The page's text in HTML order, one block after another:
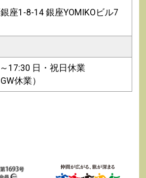
座1-8-14 銀座YOMIKOビル7
17:30 日・祝日休業
休業）